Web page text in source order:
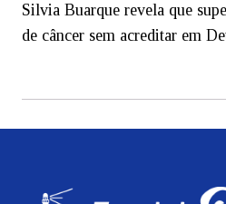
Silvia Buarque revela que
de câncer sem acreditar em